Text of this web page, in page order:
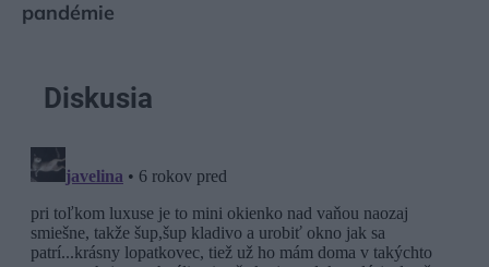
pandémie
Diskusia